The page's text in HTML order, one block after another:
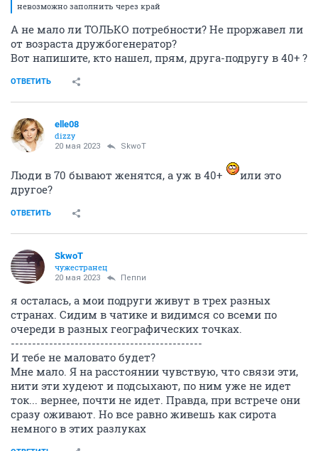
невозможно заполнить через край
А не мало ли ТОЛЬКО потребности? Не проржавел ли
от возраста дружбогенератор?
Вот напишите, кто нашел, прям, друга-подругу в 40+ ?
ОТВЕТИТЬ
elle08
dizzy
20 мая 2023 SkwоT
Люди в 70 бывают женятся, а уж в 40+
или это
другое?
ОТВЕТИТЬ
SkwоT
чужестранец
20 мая 2023 Пепnи
я осталась, а мои подруги живут в трех разных
странах. Сидим в чатике и видимся со всеми по
очереди в разных географических точках.
---------------------------------------------
И тебе не маловато будет?
Мне мало. Я на расстоянии чувствую, что связи эти,
нити эти худеют и подсыхают, по ним уже не идет
ток... вернее, почти не идет. Правда, при встрече они
сразу оживают. Но все равно живешь как сирота
немного в этих разлуках